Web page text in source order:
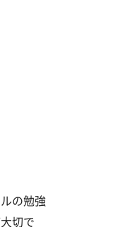
の勉強
切で